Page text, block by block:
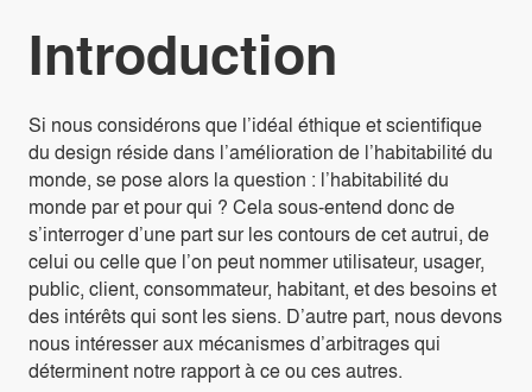
Introduction
Si nous considérons que l’idéal éthique et scientifique
du design réside dans l’amélioration de l’habitabilité du
monde, se pose alors la question : l’habitabilité du
monde par et pour qui ? Cela sous-entend donc de
s’interroger d’une part sur les contours de cet autrui, de
celui ou celle que l’on peut nommer utilisateur, usager,
public, client, consommateur, habitant, et des besoins et
des intérêts qui sont les siens. D’autre part, nous devons
nous intéresser aux mécanismes d’arbitrages qui
déterminent notre rapport à ce ou ces autres.